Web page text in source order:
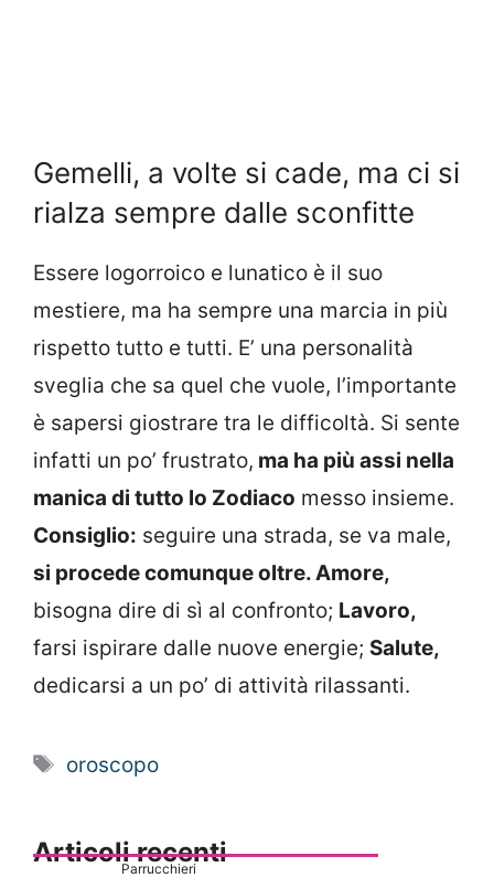
Gemelli, a volte si cade, ma ci si
rialza sempre dalle sconfitte
Essere logorroico e lunatico è il suo
mestiere, ma ha sempre una marcia in più
rispetto tutto e tutti. E’ una personalità
sveglia che sa quel che vuole, l’importante
è sapersi giostrare tra le difficoltà. Si sente
infatti un po’ frustrato, ma ha più assi nella
manica di tutto lo Zodiaco messo insieme.
Consiglio: seguire una strada, se va male,
si procede comunque oltre. Amore,
bisogna dire di sì al confronto; Lavoro,
farsi ispirare dalle nuove energie; Salute,
dedicarsi a un po’ di attività rilassanti.
Tag
oroscopo
Articoli recenti
Parrucchieri